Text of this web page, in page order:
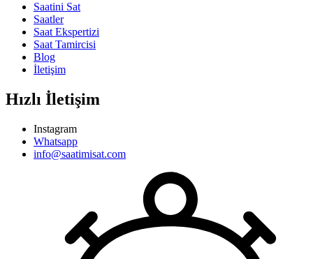
Saatini Sat
Saatler
Saat Ekspertizi
Saat Tamircisi
Blog
İletişim
Hızlı İletişim
Instagram
Whatsapp
info@saatimisat.com